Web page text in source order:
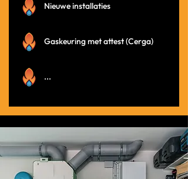
Nieuwe installaties
Gaskeuring met attest (Cerga)
...